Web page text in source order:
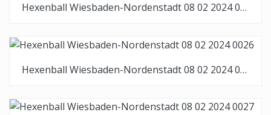
Hexenball Wiesbaden-Nordenstadt 08 02 2024 0025
Hexenball Wiesbaden-Nordenstadt 08 02 2024 0026